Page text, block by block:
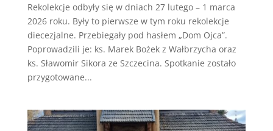
Rekolekcje odbyły się w dniach 27 lutego – 1 marca
2026 roku. Były to pierwsze w tym roku rekolekcje
diecezjalne. Przebiegały pod hasłem „Dom Ojca”.
Poprowadzili je: ks. Marek Bożek z Wałbrzycha oraz
ks. Sławomir Sikora ze Szczecina. Spotkanie zostało
przygotowane...